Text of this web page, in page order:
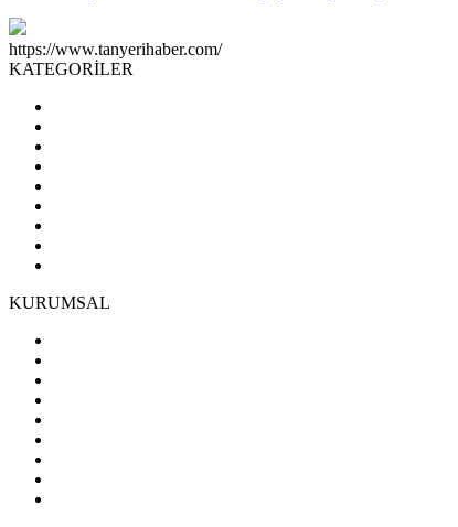
https://www.tanyerihaber.com/
KATEGORİLER
KURUMSAL